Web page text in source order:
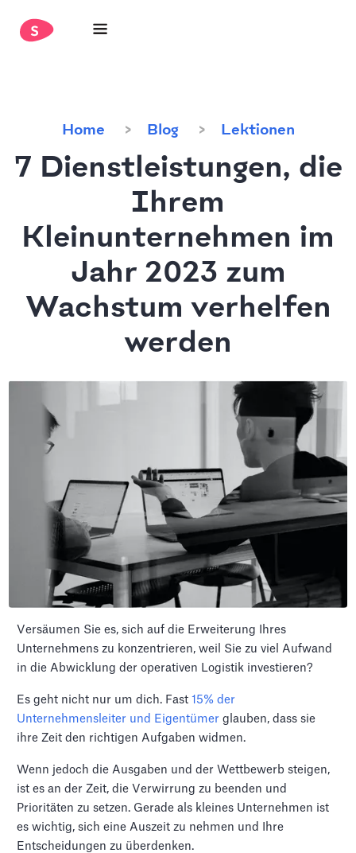
Home Blog Lektionen
7 Dienstleistungen, die
Ihrem
Kleinunternehmen im
Jahr 2023 zum
Wachstum verhelfen
werden
Versäumen Sie es, sich auf die Erweiterung Ihres
Unternehmens zu konzentrieren, weil Sie zu viel Aufwand
in die Abwicklung der operativen Logistik investieren?
Es geht nicht nur um dich. Fast15% der
Unternehmensleiter und Eigentümerglauben, dass sie
ihre Zeit den richtigen Aufgaben widmen.
Wenn jedoch die Ausgaben und der Wettbewerb steigen,
ist es an der Zeit, die Verwirrung zu beenden und
Prioritäten zu setzen. Gerade als kleines Unternehmen ist
es wichtig, sich eine Auszeit zu nehmen und Ihre
Entscheidungen zu überdenken.